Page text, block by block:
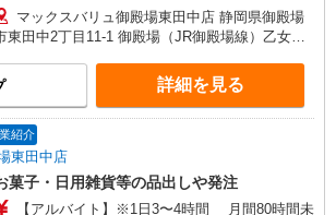
1347円） ※22:00以降（時給1550円以上） 日
時給100円UP 【契約期間】 試用期間3カ月
後、6カ月ごと更新 ※試用期間中も条件は同じで
マックスバリュ御殿場東田中店 静岡県御殿場
東田中2丁目11-1 御殿場（JR御殿場線）乙女口
足柄（静岡県）（JR御殿場線）（約74分）
詳細を見る
紹介
東田中店
菓子・日用雑貨等の品出しや発注
【アルバイト】※1日3〜4時間 月間80時間未